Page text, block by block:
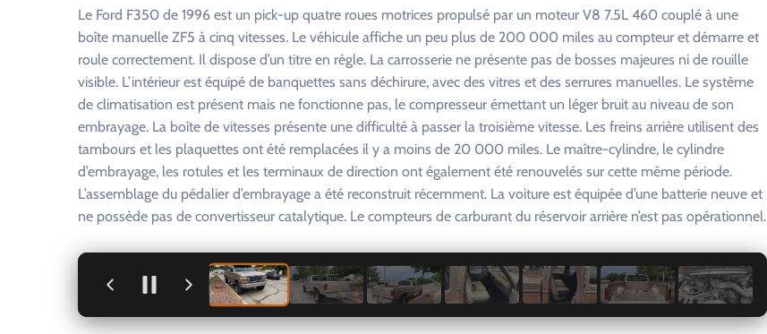
Le Ford F350 de 1996 est un pick-up quatre roues motrices propulsé par un moteur V8 7.5L 460 couplé à une
boîte manuelle ZF5 à cinq vitesses. Le véhicule affiche un peu plus de 200 000 miles au compteur et démarre et
roule correctement. Il dispose d’un titre en règle. La carrosserie ne présente pas de bosses majeures ni de rouille
visible. L’intérieur est équipé de banquettes sans déchirure, avec des vitres et des serrures manuelles. Le système
de climatisation est présent mais ne fonctionne pas, le compresseur émettant un léger bruit au niveau de son
embrayage. La boîte de vitesses présente une difficulté à passer la troisième vitesse. Les freins arrière utilisent des
tambours et les plaquettes ont été remplacées il y a moins de 20 000 miles. Le maître-cylindre, le cylindre
d’embrayage, les rotules et les terminaux de direction ont également été renouvelés sur cette même période.
L’assemblage du pédalier d’embrayage a été reconstruit récemment. La voiture est équipée d’une batterie neuve et
ne possède pas de convertisseur catalytique. Le compteurs de carburant du réservoir arrière n’est pas opérationnel.
1 / 7